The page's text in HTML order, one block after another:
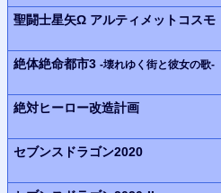
聖闘士星矢Ω アルティメットコスモ
絶体絶命都市3 -壊れゆく街と彼女の歌-
絶対ヒーロー改造計画
セブンスドラゴン2020